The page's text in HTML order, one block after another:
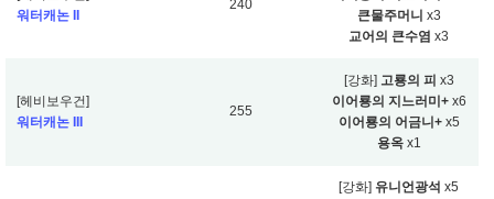
워터캐논 II
240
큰물주머니 x3
교어의 큰수염 x3
[헤비보우건]
워터캐논 III
255
[강화] 고룡의 피 x3
이어룡의 지느러미+x6
이어룡의 어금니+x5
용옥x1
[강화] 유니언광석 x5